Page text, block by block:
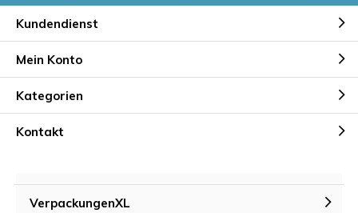
Kundendienst
Mein Konto
Kategorien
Kontakt
VerpackungenXL